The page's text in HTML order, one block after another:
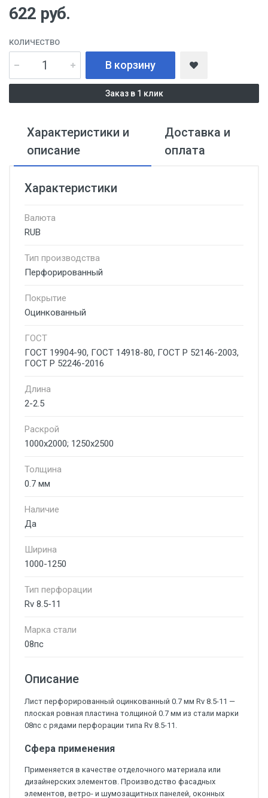
622 руб.
КОЛИЧЕСТВО
В корзину
Заказ в 1 клик
Характеристики и
описание
Доставка и
оплата
Характеристики
Валюта
RUB
Тип производства
Перфорированный
Покрытие
Оцинкованный
ГОСТ
ГОСТ 19904-90, ГОСТ 14918-80, ГОСТ Р 52146-2003,
ГОСТ Р 52246-2016
Длина
2-2.5
Раскрой
1000х2000; 1250х2500
Толщина
0.7 мм
Наличие
Да
Ширина
1000-1250
Тип перфорации
Rv 8.5-11
Марка стали
08пс
Описание
Лист перфорированный оцинкованный 0.7 мм Rv 8.5-11 —
плоская ровная пластина толщиной 0.7 мм из стали марки
08пс с рядами перфорации типа Rv 8.5-11.
Сфера применения
Применяется в качестве отделочного материала или
дизайнерских элементов. Производство фасадных
элементов, ветро- и шумозащитных панелей, оконных